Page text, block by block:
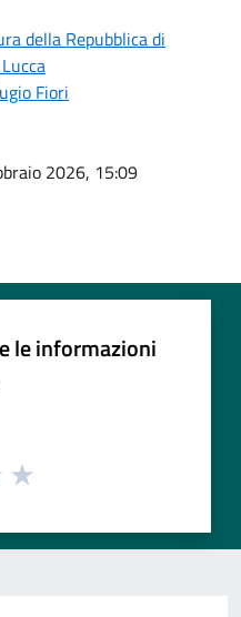
della Repubblica di
Fiori
2026, 15:09
le informazioni